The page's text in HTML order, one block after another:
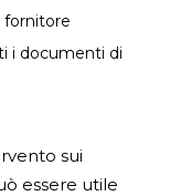
fornitore
i documenti di
sui
essere utile